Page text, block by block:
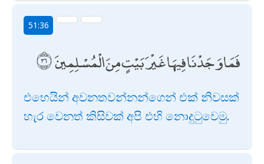
51:36
فَمَا وَجَدْنَا فِيهَا غَيْرَ بَيْتٍ مِنَ الْمُسْلِمِينَ
එහෙයින් අවනතවන්නන්ගෙන් එක් නිවසක්
හැර වෙනත් කිසිවක් අපි එහි නොදුටුවෙමු.